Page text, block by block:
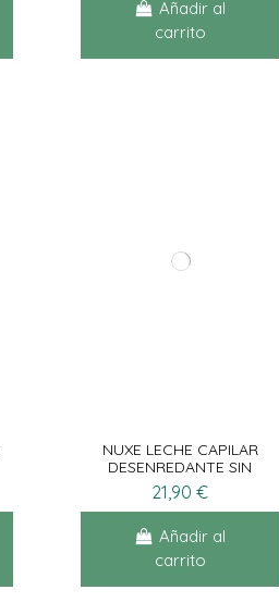
Añadir al
carrito
NUXE LECHE CAPILAR
DESENREDANTE SIN
ACLARADO 100ML
21,90 €
Añadir al
carrito